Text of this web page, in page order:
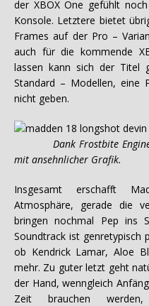
der XBOX One gefühlt
Konsole. Letztere bietet
Frames auf der Pro –
auch für die kommende
lassen kann sich der Titel
Standard – Modellen, eine
nicht geben.
Dank Frostbite Engine
mit ansehnlicher Grafik.
Insgesamt erschafft
Atmosphäre, gerade die
bringen nochmal Pep ins
Soundtrack ist genretypisch
ob Kendrick Lamar, Aloe
mehr. Zu guter letzt geht
der Hand, wenngleich
Zeit brauchen